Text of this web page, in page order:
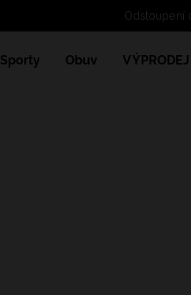
Sporty Obuv VÝPRODEJ